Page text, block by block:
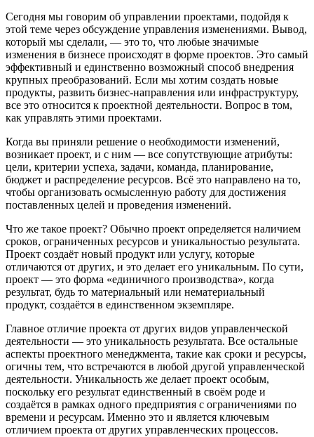
Сегодня мы говорим об управлении проектами, подойдя к
этой теме через обсуждение управления изменениями. Вывод,
который мы сделали, — это то, что любые значимые
изменения в бизнесе происходят в форме проектов. Это самый
эффективный и единственно возможный способ внедрения
крупных преобразований. Если мы хотим создать новые
продукты, развить бизнес-направления или инфраструктуру,
все это относится к проектной деятельности. Вопрос в том,
как управлять этими проектами.
Когда вы приняли решение о необходимости изменений,
возникает проект, и с ним — все сопутствующие атрибуты:
цели, критерии успеха, задачи, команда, планирование,
бюджет и распределение ресурсов. Всё это направлено на то,
чтобы организовать осмысленную работу для достижения
поставленных целей и проведения изменений.
Что же такое проект? Обычно проект определяется наличием
сроков, ограниченных ресурсов и уникальностью результата.
Проект создаёт новый продукт или услугу, которые
отличаются от других, и это делает его уникальным. По сути,
проект — это форма «единичного производства», когда
результат, будь то материальный или нематериальный
продукт, создаётся в единственном экземпляре.
Главное отличие проекта от других видов управленческой
деятельности — это уникальность результата. Все остальные
аспекты проектного менеджмента, такие как сроки и ресурсы,
огичны тем, что встречаются в любой другой управленческой
деятельности. Уникальность же делает проект особым,
поскольку его результат единственный в своём роде и
создаётся в рамках одного предприятия с ограничениями по
времени и ресурсам. Именно это и является ключевым
отличием проекта от других управленческих процессов.